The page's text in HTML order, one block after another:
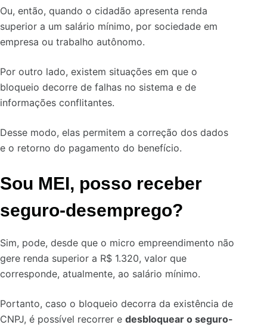
Ou, então, quando o cidadão apresenta renda
superior a um salário mínimo, por sociedade em
empresa ou trabalho autônomo.
Por outro lado, existem situações em que o
bloqueio decorre de falhas no sistema e de
informações conflitantes.
Desse modo, elas permitem a correção dos dados
e o retorno do pagamento do benefício.
Sou MEI, posso receber
seguro-desemprego?
Sim, pode, desde que o micro empreendimento não
gere renda superior a R$ 1.320, valor que
corresponde, atualmente, ao salário mínimo.
Portanto, caso o bloqueio decorra da existência de
CNPJ, é possível recorrer e desbloquear o seguro-